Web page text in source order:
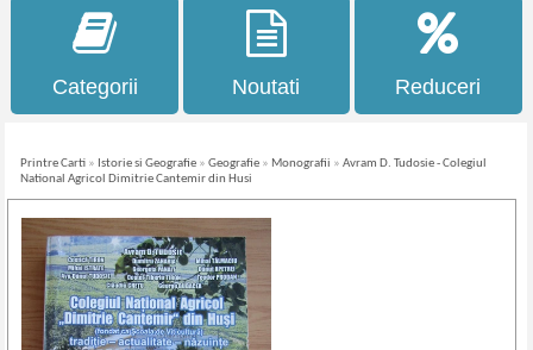
Categorii Noutati Reduceri
Printre Carti » Istorie si Geografie »Geografie » Monografii »Avram D. Tudosie - Colegiul
National Agricol Dimitrie Cantemir din Husi